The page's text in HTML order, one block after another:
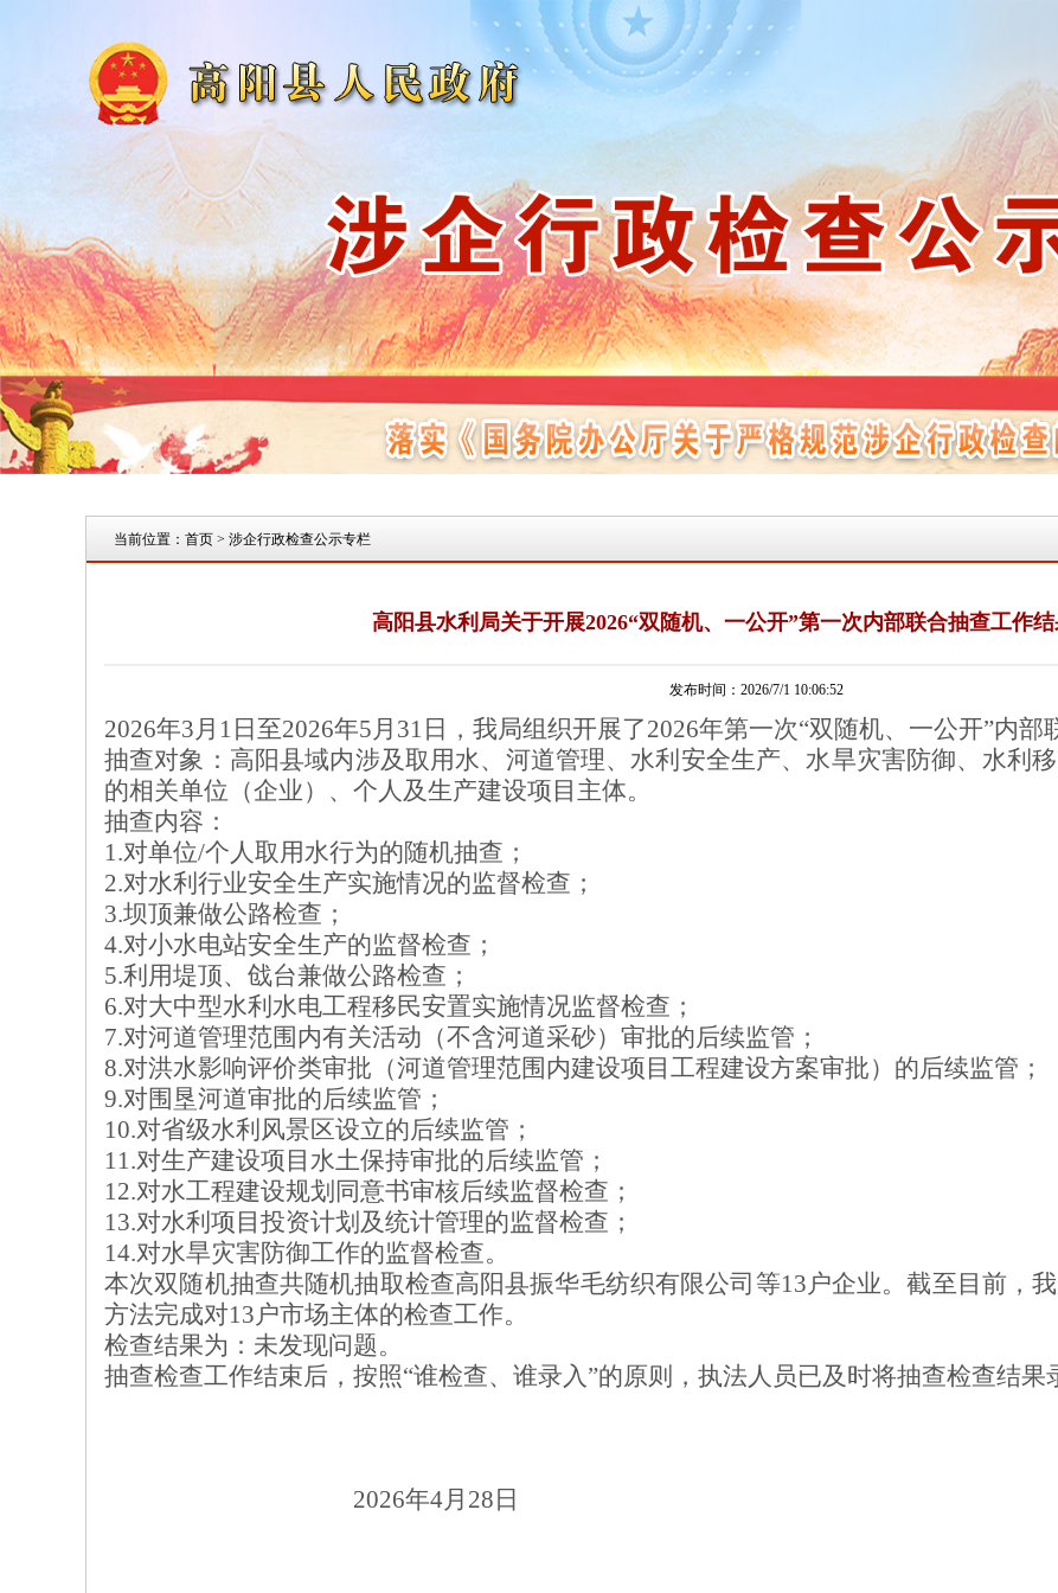
当前位置： 首页 > 涉企行政检查公示专栏
高阳县水利局关于开展2026“双随机、一公开”第一次内部联合抽查工作
发布时间：2026/7/1 10:06:52
2026年3月 1 日至2026年5月31 日， 我局组织开展了2026年第一次“双随机、一公开”内部
抽查对象： 高阳县域内涉及取用水、河道管理、水利安全生产、水旱灾害防御、水利
的相关单位（企业）、个人及生产建设项目主体。
抽查内容 ：
1.对单位/个人取用水行为的随机抽查；
2.对水利行业安全生产实施情况的监督检查；
3.坝顶兼做公路检查；
4.对小水电站安全生产的监督检查；
5.利用堤顶、戗台兼做公路检查；
6.对大中型水利水电工程移民安置实施情况监督检查；
7.对河道管理范围内有关活动（不含河道采砂）审批的后续监管；
8.对洪水影响评价类审批（河道管理范围内建设项目工程建设方案审批）的后续监管；
9.对围垦河道审批的后续监管；
10.对省级水利风景区设立的后续监管；
11.对生产建设项目水土保持审批的后续监管；
12.对水工程建设规划同意书审核后续监督检查；
13.对水利项目投资计划及统计管理的监督检查；
14.对水旱灾害防御工作的监督检查。
本次双随机抽查共随机抽取检查高阳县振华毛纺织有限公司等13户企业。截至目前，
方法完成对13户市场主体的检查工作。
检查结果为： 未发现问题。
抽查检查工作结束后，按照“谁检查、谁录入”的原则，执法人员已及时将抽查检查结果
2026年4月 28 日